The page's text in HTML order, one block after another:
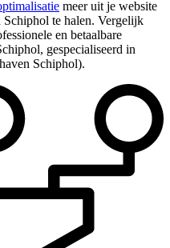
meer uit je website
te halen. Vergelijk
en betaalbare
gespecialiseerd in
Schiphol).